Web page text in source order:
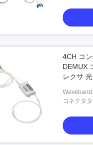
4CH コ
DEMUX
レクサ
コネクタ